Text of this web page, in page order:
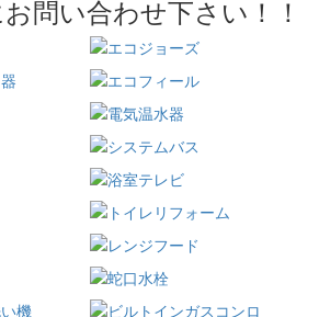
問い合わせ下さい！！